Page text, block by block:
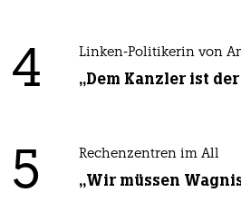
4 Linken-Politikerin von
„Dem Kanzler ist
5 Rechenzentren im All
„Wir müssen